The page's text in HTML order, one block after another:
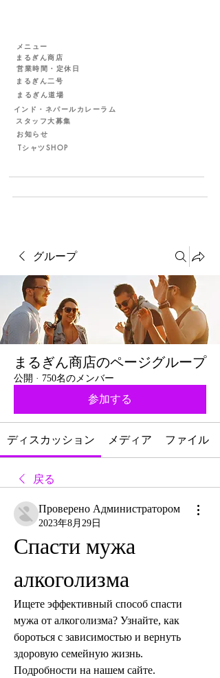
メニュー
まるぎん商店
営業時間・定休日
まるぎん二号
まるぎん道場
インド・ネパールカレーラム
スタッフ大募集
お知らせ
TシャツSHOP
グループ
まるぎん商店のページグループ
公開 · 750名のメンバー
参加する
ディスカッション メディア ファイル
戻る
Проверено Администратором
2023年8月29日
Спасти мужа
алкоголизма
Ищете эффективный способ спасти
мужа от алкоголизма? Узнайте, как
бороться с зависимостью и вернуть
здоровую семейную жизнь.
Подробности на нашем сайте.